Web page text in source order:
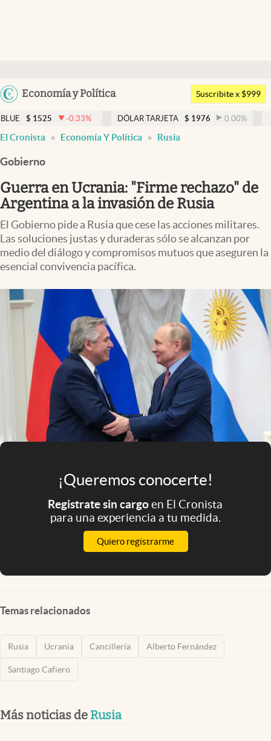
Argentina
Uruguay
Economía y Política
Members
Economía y Política
Finanzas y Mercados
Mercados Online
Negocios
Columnistas
Otras secciones
Apertura
Clase
Mundial 2026
Eventos Corporativos
El Cronista Studio
Mediakit
abre en nueva pestaña
Suscribite x $999
-0.33% DÓLAR TARJETA $ 1976 0.00% DÓLAR MEP
El Cronista Economía Y Política Rusia
Gobierno
Guerra en Ucrania: "Firme rechazo" de
Argentina a la invasión de Rusia
El Gobierno pide a Rusia que cese las acciones militares.
Las soluciones justas y duraderas sólo se alcanzan por
medio del diálogo y compromisos mutuos que aseguren la
esencial convivencia pacífica.
¡Queremos conocerte!
Registrate sin cargoen El Cronista
para una experiencia a tu medida.
Quiero registrarme
Temas relacionados
Rusia Ucrania Cancillería Alberto Fernández
Santiago Cafiero
Más noticias de Rusia